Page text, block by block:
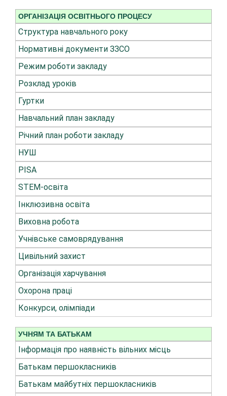
ОРГАНІЗАЦІЯ ОСВІТНЬОГО ПРОЦЕСУ
Структура навчального року
Нормативні документи ЗЗСО
Режим роботи закладу
Розклад уроків
Гуртки
Навчальний план закладу
Річний план роботи закладу
НУШ
PISA
STEM-освіта
Інклюзивна освіта
Виховна робота
Учнівське самоврядування
Цивільний захист
Організація харчування
Охорона праці
Конкурси, олімпіади
УЧНЯМ ТА БАТЬКАМ
Інформація про наявність вільних місць
Батькам першокласників
Батькам майбутніх першокласників